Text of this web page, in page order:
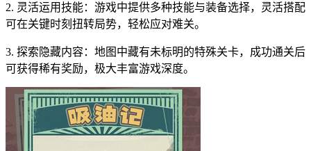
2. 灵活运用技能：游戏中提供多种技能与装备选择，灵活搭配
可在关键时刻扭转局势，轻松应对难关。
3. 探索隐藏内容：地图中藏有未标明的特殊关卡，成功通关后
可获得稀有奖励，极大丰富游戏深度。